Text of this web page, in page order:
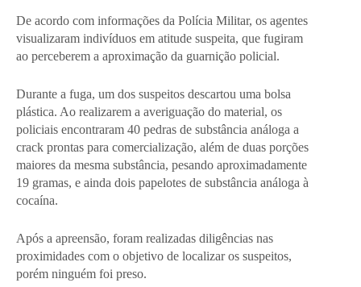
De acordo com informações da Polícia Militar, os agentes
visualizaram indivíduos em atitude suspeita, que fugiram
ao perceberem a aproximação da guarnição policial.
Durante a fuga, um dos suspeitos descartou uma bolsa
plástica. Ao realizarem a averiguação do material, os
policiais encontraram 40 pedras de substância análoga a
crack prontas para comercialização, além de duas porções
maiores da mesma substância, pesando aproximadamente
19 gramas, e ainda dois papelotes de substância análoga à
cocaína.
Após a apreensão, foram realizadas diligências nas
proximidades com o objetivo de localizar os suspeitos,
porém ninguém foi preso.